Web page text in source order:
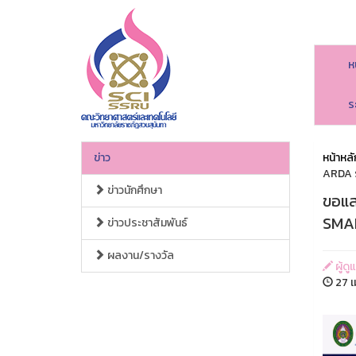
ข่าว
ข่าวนักศึกษา
ข่าวประชาสัมพันธ์
ผลงาน/รางวัล
หน้าห
ARDA
ขอแ
ผู้ดูแ
27